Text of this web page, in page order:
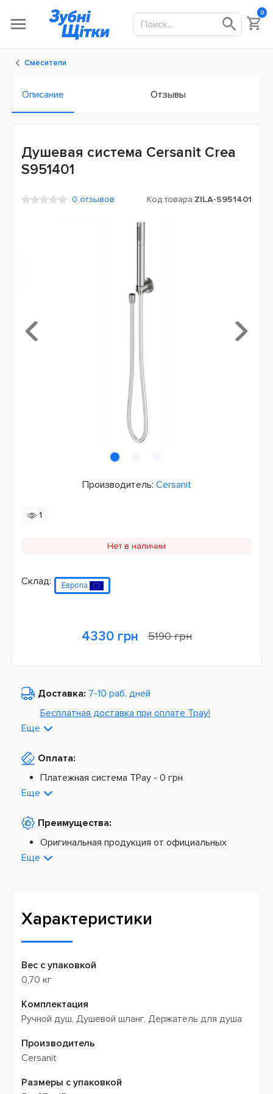
0
Смесители
Описание Отзывы
Душевая система Cersanit Crea
S951401
0 отзывов Код товара:ZILA-S951401
Производитель: Cersanit
1
Нет в наличии
Склад: Европа
4330 грн 5190 грн
Доставка: 7-10 раб. дней
Бесплатная доставка при оплате Tpay!
Из Европы от
Платная доставка по Украине:
По тарифам Укрпочты
Платная доставка из Европы:
Новая почта -
Еще
Оплата:
Платежная система TPay - 0 грн
На расчетный счет -
Еще
Преимущества:
Оригинальная продукция от официальных
поставщиков
Еще
Характеристики
Вес с упаковкой
0,70 кг
Комплектация
Ручной душ, Душевой шланг, Держатель для душа
Производитель
Cersanit
Размеры с упаковкой